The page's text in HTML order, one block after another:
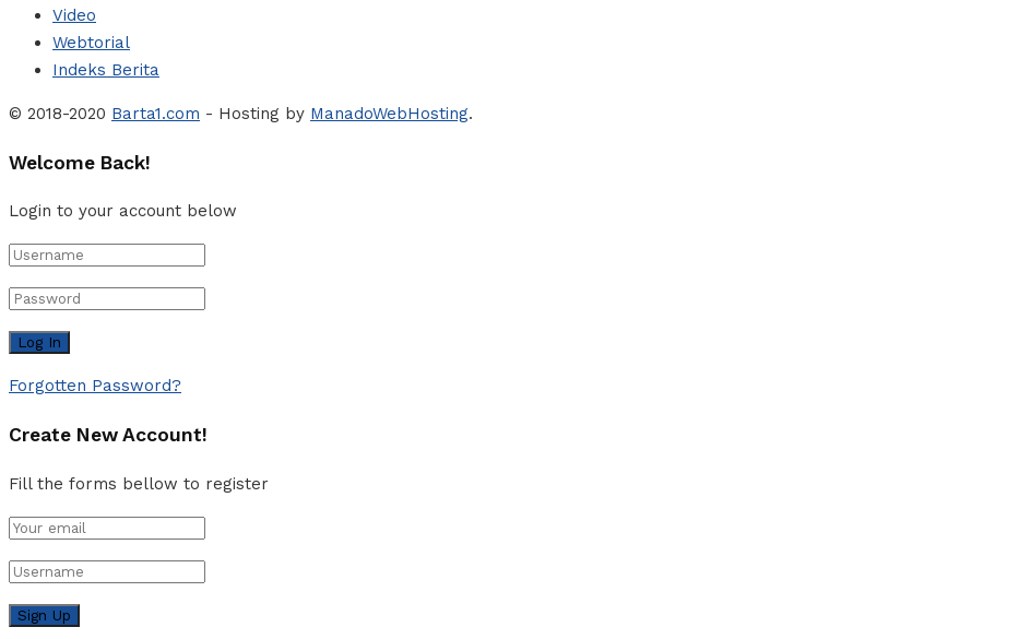
Video
Webtorial
Indeks Berita
© 2018-2020 Barta1.com - Hosting by ManadoWebHosting.
Welcome Back!
Login to your account below
Forgotten Password?
Create New Account!
Fill the forms bellow to register